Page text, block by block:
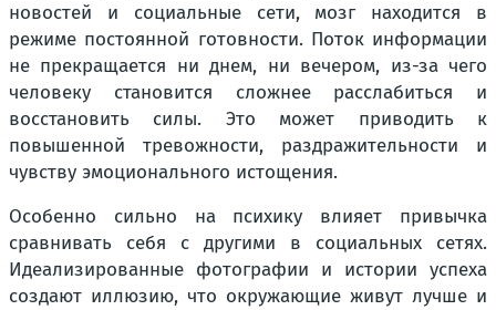
новостей и социальные сети, мозг находится в
режиме постоянной готовности. Поток информации
не прекращается ни днем, ни вечером, из-за чего
человеку становится сложнее расслабиться и
восстановить силы. Это может приводить к
повышенной тревожности, раздражительности и
чувству эмоционального истощения.
Особенно сильно на психику влияет привычка
сравнивать себя с другими в социальных сетях.
Идеализированные фотографии и истории успеха
создают иллюзию, что окружающие живут лучше и